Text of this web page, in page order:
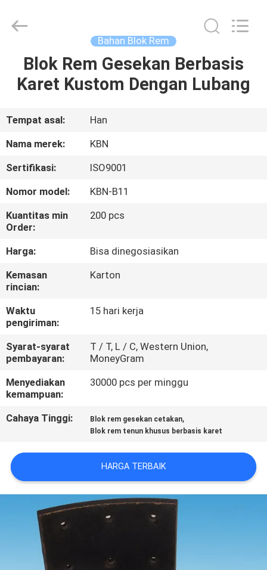
RUMAH
TENTANG
KAMI
TUR
PABRIK
KONTROL
KUALITAS
HUBUNGI
KAMI
PENAWARAN
PRIVACY
POLICY
Reserved.
Bahan Blok Rem
Blok Rem Gesekan Berbasis
Karet Kustom Dengan Lubang
Tempat asal:
Han
Nama merek:
KBN
Sertifikasi:
ISO9001
Nomor model:
KBN-B11
Kuantitas min
Order:
200 pcs
Harga:
Bisa dinegosiasikan
Kemasan
rincian:
Karton
Waktu
pengiriman:
15 hari kerja
Syarat-syarat
pembayaran:
T / T, L / C, Western Union,
MoneyGram
Menyediakan
kemampuan:
30000 pcs per minggu
Cahaya Tinggi: Blok rem gesekan cetakan,
Blok rem tenun khusus berbasis karet
HARGA TERBAIK